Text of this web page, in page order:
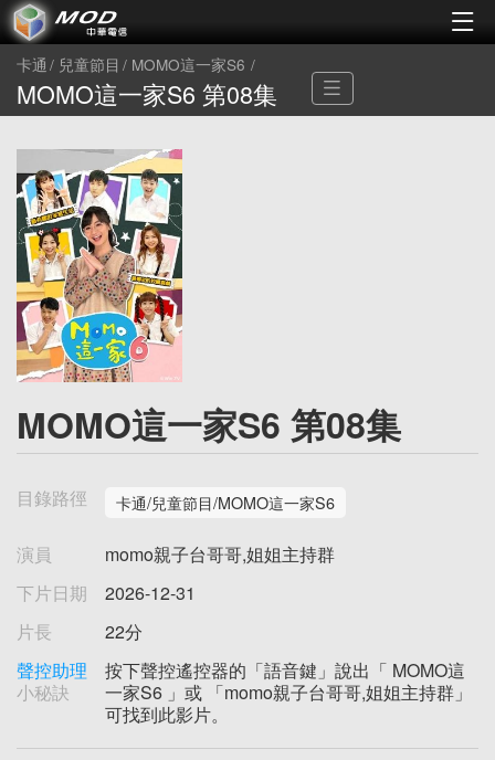
卡通 兒童節目 MOMO這一家S6
MOMO這一家S6 第08集
MOMO這一家S6 第08集
目錄路徑 卡通/兒童節目/MOMO這一家S6
演員
momo親子台哥哥,姐姐主持群
下片日期
2026-12-31
片長
22分
聲控助理
小秘訣
按下聲控遙控器的「語音鍵」說出「 MOMO這
一家S6 」或 「momo親子台哥哥,姐姐主持群」
可找到此影片。